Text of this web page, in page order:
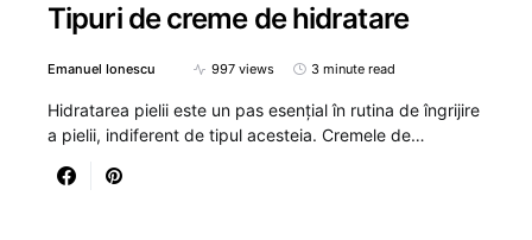
Tipuri de creme de hidratare
Emanuel Ionescu 997 views 3 minute read
Hidratarea pielii este un pas esențial în rutina de îngrijire
a pielii, indiferent de tipul acesteia. Cremele de…